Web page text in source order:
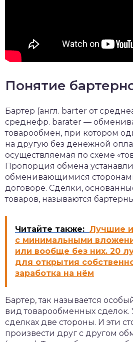
Понятие
Бартер (англ. barter от
среднефр. barater —
товарообмен, при котором
на другую без денежной
осуществляемая по схеме
Пропорция обмена
обменивающимися
договоре. Сделки,
товаров, называются
Читайте также: Лучшие
с минимальными
или вообще без них. 20
для открытия
заработка на нём
Бартер, так называется
вид товарообменных сделок.
сделках две стороны. И эти
произвести друг с другом